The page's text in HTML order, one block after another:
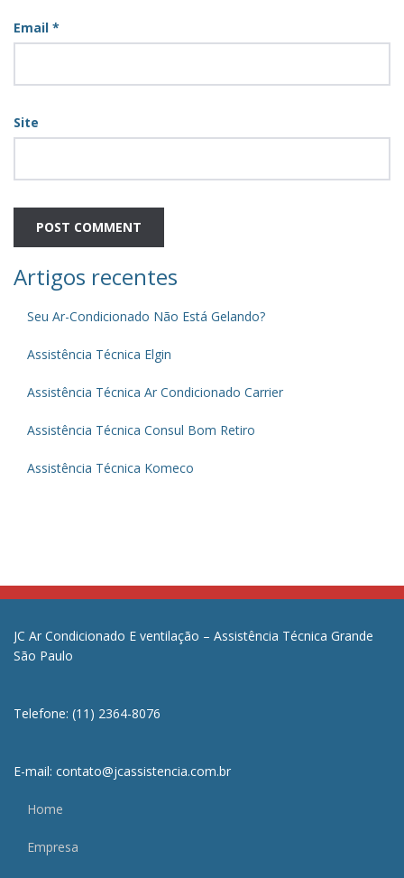
Email *
Site
Artigos recentes
Seu Ar-Condicionado Não Está Gelando?
Assistência Técnica Elgin
Assistência Técnica Ar Condicionado Carrier
Assistência Técnica Consul Bom Retiro
Assistência Técnica Komeco
JC Ar Condicionado E ventilação – Assistência Técnica Grande
São Paulo
Telefone: (11) 2364-8076
E-mail: contato@jcassistencia.com.br
Home
Empresa